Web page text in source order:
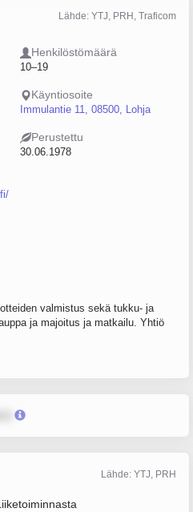
Lähde: YTJ, PRH, Traficom
Henkilöstömäärä
10–19
Käyntiosoite
Immulantie 11, 08500, Lohja
Perustettu
30.06.1978
valmistus sekä tukku- ja
ja majoitus ja matkailu. Yhtiö
Lähde: YTJ, PRH